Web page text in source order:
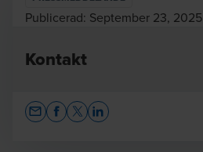
Publicerad: September 23, 2025
Kontakt